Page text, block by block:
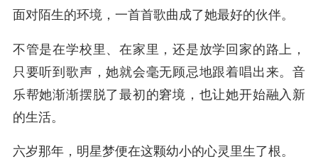
面对陌生的环境，一首首歌曲成了她最好的伙伴。
不管是在学校里、在家里，还是放学回家的路上，
只要听到歌声，她就会毫无顾忌地跟着唱出来。音
乐帮她渐渐摆脱了最初的窘境，也让她开始融入新
的生活。
六岁那年，明星梦便在这颗幼小的心灵里生了根。